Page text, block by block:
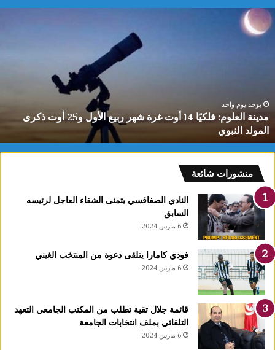
مدينة
العلوم:
فلكيًا
ربيع
الأول
و25
أوت
ذكرى
المولد
النبوي
يوجد يوم واحد
مدينة العلوم: فلكيًا 14 أوت غرة شهر ربيع الأول و25 أوت ذكرى
المولد النبوي
منشورات شائعة
النادي الصفاقسي يتمنى الشفاء العاجل لرئيسه
السابق
6 مارس 2024
فودي كامارا يتلقى دعوة من المنتخب الغيني
6 مارس 2024
قائمة جلال تقية تطلب من المكتب الجامعي التعهد
التلقائي بملف انتخابات الجامعة
6 مارس 2024